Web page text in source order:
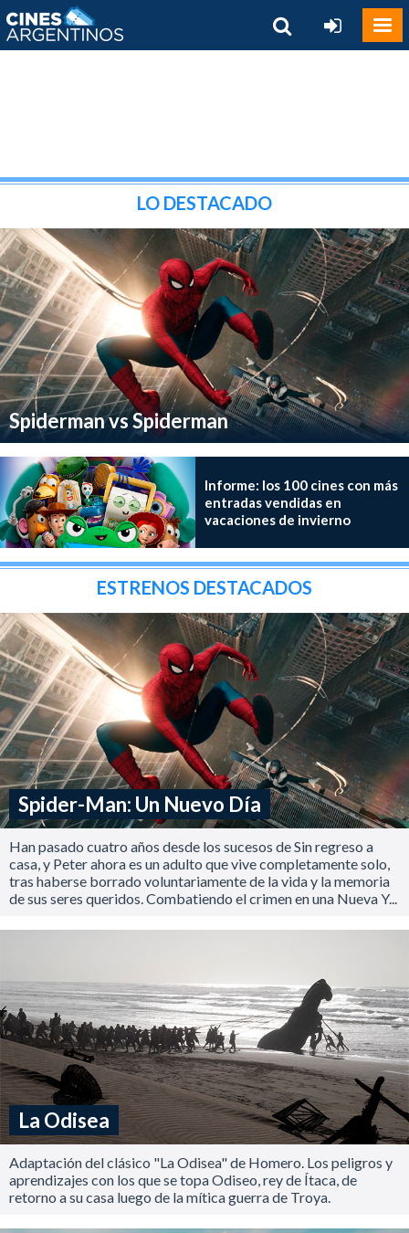
LO DESTACADO
Spiderman vs Spiderman
Informe: los 100 cines con más
entradas vendidas en
vacaciones de invierno
ESTRENOS DESTACADOS
Spider-Man: Un Nuevo Día
Han pasado cuatro años desde los sucesos de Sin regreso a
casa, y Peter ahora es un adulto que vive completamente solo,
tras haberse borrado voluntariamente de la vida y la memoria
de sus seres queridos. Combatiendo el crimen en una Nueva Y...
La Odisea
Adaptación del clásico "La Odisea" de Homero. Los peligros y
aprendizajes con los que se topa Odiseo, rey de Ítaca, de
retorno a su casa luego de la mítica guerra de Troya.